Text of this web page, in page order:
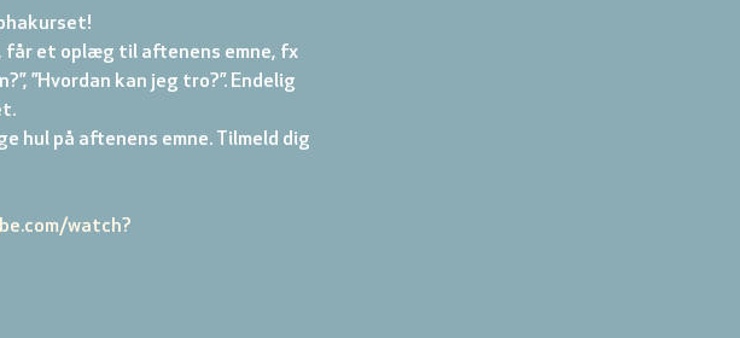
får et oplæg til aftenens emne, fx
”Hvordan kan jeg tro?”. Endelig
hul på aftenens emne. Tilmeld dig
watch?